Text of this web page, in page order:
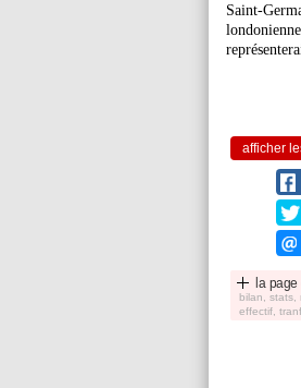
Saint-
afficher
la
bilan, stats,
effectif,